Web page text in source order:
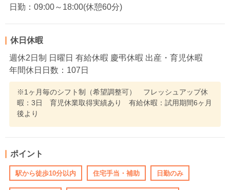
日勤：09:00～18:00(休憩60分)
休日休暇
週休2日制 日曜日 有給休暇 慶弔休暇 出産・育児休暇
年間休日日数：107日
※1ヶ月毎のシフト制（希望調整可） フレッシュアップ休
暇：3日 育児休業取得実績あり 有給休暇：試用期間6ヶ月
後より
ポイント
駅から徒歩10分以内 住宅手当・補助 日勤のみ